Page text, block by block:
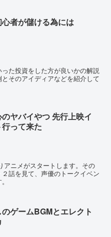
者が儲ける為には
た投資をした方が良いかの解説
そのアイディアなどを紹介して
ヤバイやつ 先行上映イ
って来た
アニメがスタートします。その
話を見て、声優のトークイベン
ゲームBGMとエレクト